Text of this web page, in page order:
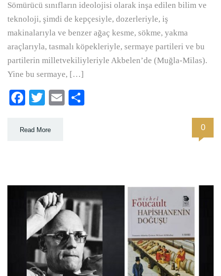
Sömürücü sınıfların ideolojisi olarak inşa edilen bilim ve
teknoloji, şimdi de kepçesiyle, dozerleriyle, iş
makinalarıyla ve benzer ağaç kesme, sökme, yakma
araçlarıyla, tasmalı köpekleriyle, sermaye partileri ve bu
partilerin milletvekiliyleriyle Akbelen’de (Muğla-Milas).
Yine bu sermaye, […]
Facebook
TwitterEmail
Read More 0